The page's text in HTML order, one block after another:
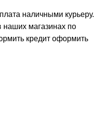
наличными курьеру.
наших магазинах по
кредит оформить